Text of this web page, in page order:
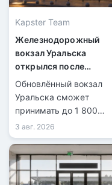
Kapster Team
Железнодорожный
вокзал Уральска
открылся после
масштабной
реконструкции
Обновлённый вокзал
Уральска сможет
принимать до 1 800
пассажиров в сутки.
3 авг. 2026